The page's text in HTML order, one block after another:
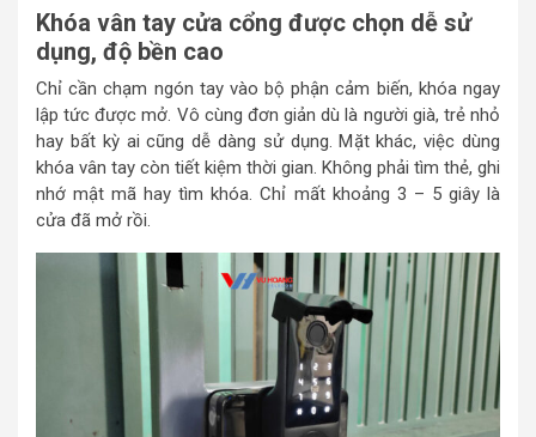
Khóa vân tay cửa cổng được chọn dễ sử
dụng, độ bền cao
Chỉ cần chạm ngón tay vào bộ phận cảm biến, khóa ngay
lập tức được mở. Vô cùng đơn giản dù là người già, trẻ nhỏ
hay bất kỳ ai cũng dễ dàng sử dụng. Mặt khác, việc dùng
khóa vân tay còn tiết kiệm thời gian. Không phải tìm thẻ, ghi
nhớ mật mã hay tìm khóa. Chỉ mất khoảng 3 – 5 giây là
cửa đã mở rồi.